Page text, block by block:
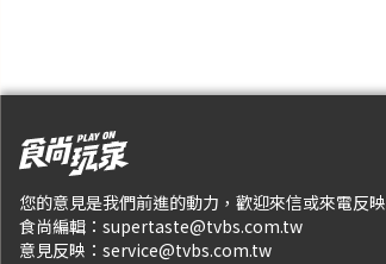
您的意見是我們前進的動力，歡迎來信或來電反映
食尚編輯： supertaste@tvbs.com.tw
意見反映： service@tvbs.com.tw